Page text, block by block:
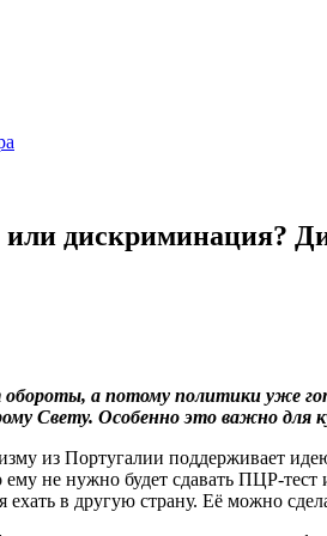
дискриминация?
обороты, а потому политики уже
Свету. Особенно это важно для
из Португалии поддерживает
ему не нужно будет сдавать ПЦР-
в другую страну. Её можно